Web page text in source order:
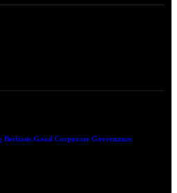
Good Corporate Governance